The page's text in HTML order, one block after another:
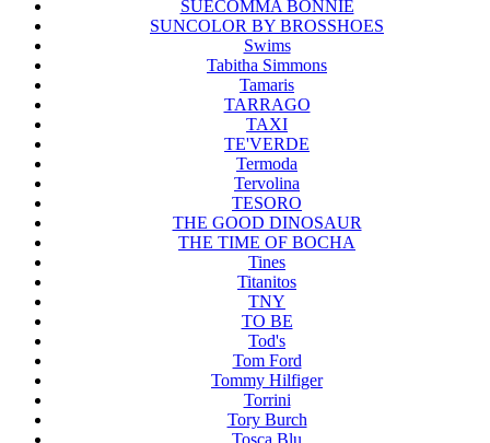
SUECOMMA BONNIE
SUNCOLOR BY BROSSHOES
Swims
Tabitha Simmons
Tamaris
TARRAGO
TAXI
TE'VERDE
Termoda
Tervolina
TESORO
THE GOOD DINOSAUR
THE TIME OF BOCHA
Tines
Titanitos
TNY
TO BE
Tod's
Tom Ford
Tommy Hilfiger
Torrini
Tory Burch